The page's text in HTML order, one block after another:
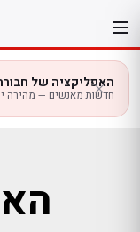
לתוכן
האפליקציה של